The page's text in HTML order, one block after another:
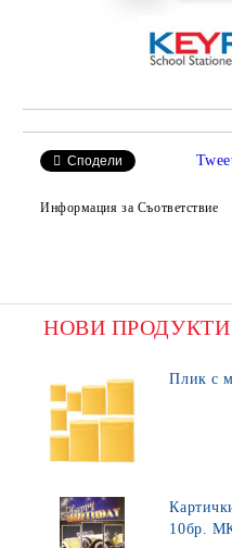
Сподели
Информация за Съответствие
НОВИ ПРОДУКТИ
Картички